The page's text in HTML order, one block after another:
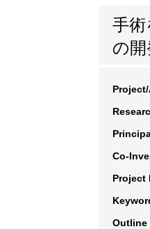
手
の開
Co-
Project
Outline